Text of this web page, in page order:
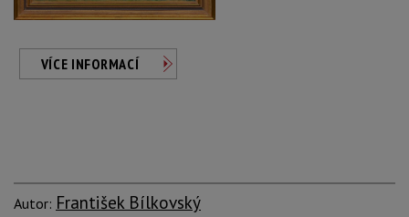
VÍCE INFORMACÍ
Autor: František Bílkovský